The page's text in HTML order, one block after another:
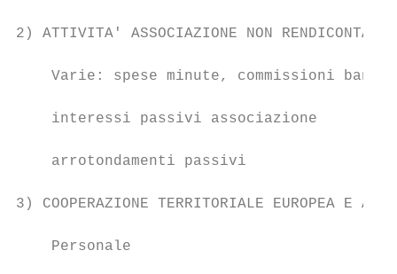
2) ATTIVITA' ASSOCIAZIONE NON
Varie: spese minute, commissioni
interessi passivi associazione
arrotondamenti passivi
3) COOPERAZIONE TERRITORIALE
Personale